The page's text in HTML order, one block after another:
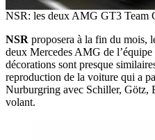
NSR: les deux AMG GT3 Team
NSR proposera à la fin du mois,
deux Mercedes AMG de
décorations sont presque
reproduction de la voiture qui a
Nurburgring avec Schiller, Götz,
volant.